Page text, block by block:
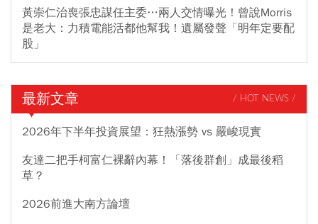
黃崇仁治喪張忠謀任主委…兩人交情曝光！曾說Morris
是老大：力積電能活都他幫我！遺屬發聲「明年定要配
股」
最新文章 / HOT NEWS /
2026年下半年投資展望：狂熱漲勢 vs 嚴峻現實
友達二把手柯富仁裸辭內幕！「落後群創」成最後稻
草？
2026前進大南方論壇